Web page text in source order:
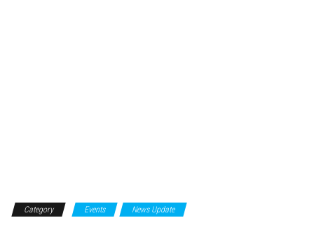
Category Events News Update